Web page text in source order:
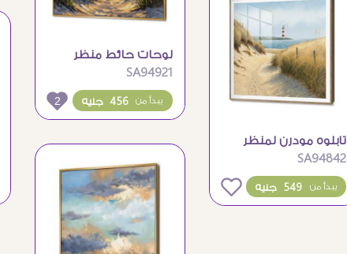
لوحات حائط منظر
طبيعي لشاطئ البحر
والغروب
SA94921
456 جنيه يبدأ من 2
تابلوه مودرن لمنظر
فنار على شاطئ البحر
SA94842
549 جنيه يبدأ من